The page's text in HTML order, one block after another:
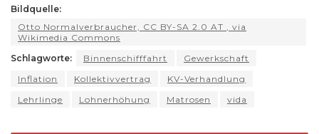
ts
A
p
p
ra
m
b
o
o
k
k
y
d
s
t
ar
e
Bildquelle:
Otto Normalverbraucher, CC BY-SA 2.0 AT
, via
Wikimedia Commons
Schlagworte:
Binnenschifffahrt
Gewerkschaft
Inflation
Kollektivvertrag
KV-Verhandlung
Lehrlinge
Lohnerhöhung Matrosen vida